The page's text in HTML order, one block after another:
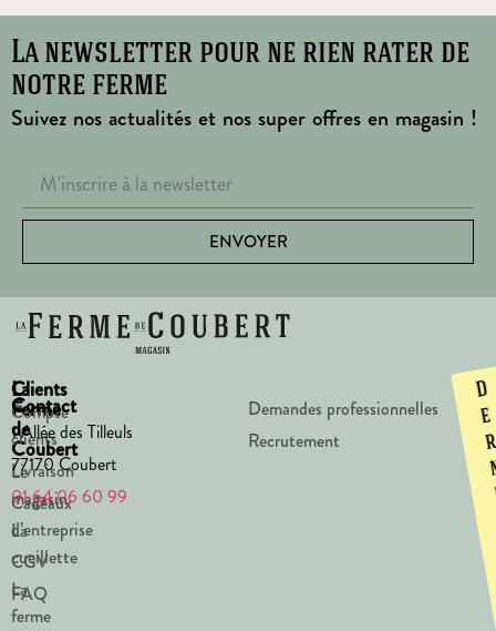
La newsletter pour ne rien rater de
notre ferme
Suivez nos actualités et nos super offres en magasin !
ENVOYER
La
Ferme
de
Coubert
Le
magasin
La
cueillette
La
ferme
Clients
Compte
clients
Livraison
Cadeaux
d’entreprise
CGV
FAQ
Contact
1 Allée des Tilleuls
77170 Coubert
01 64 06 60 99
Demandes professionnelles
Recrutement
D
e